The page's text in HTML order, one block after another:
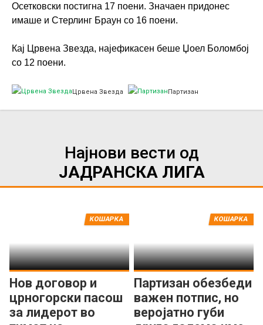
Осетковски постигна 17 поени. Значаен придонес
имаше и Стерлинг Браун со 16 поени.
Кај Црвена Звезда, најефикасен беше Џоел Боломбој
со 12 поени.
Црвена Звезда Партизан
Најнови вести од
ЈАДРАНСКА ЛИГА
Нов договор и
црногорски пасош
за лидерот во
КОШАРКА
Партизан обезбеди
важен потпис, но
веројатно губи
КОШАРКА